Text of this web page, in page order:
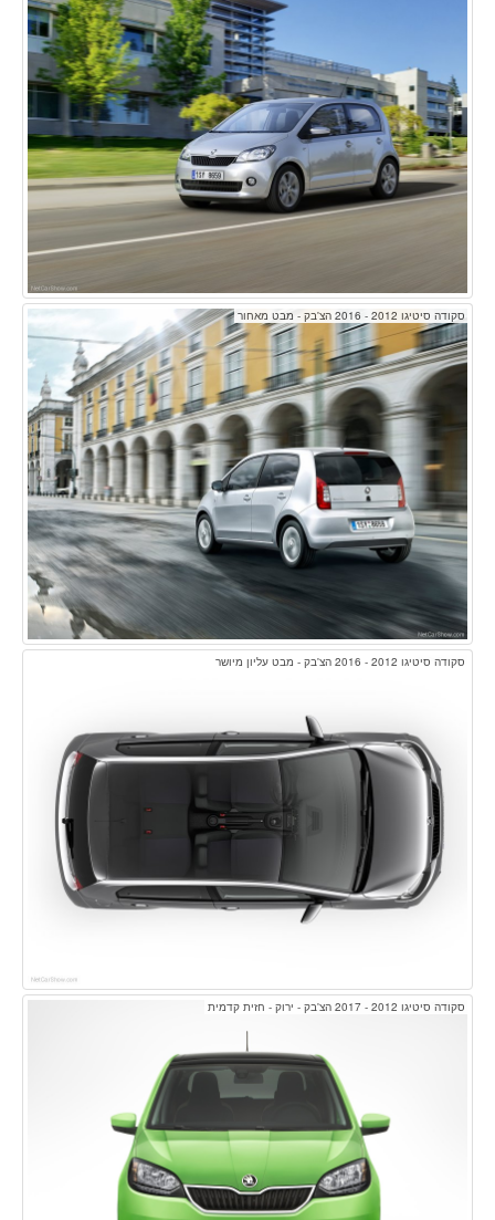
סקודה סיטיגו 2012 - 2016 הצ'בק - מבט מאחור
סקודה סיטיגו 2012 - 2016 הצ'בק - מבט עליון מיושר
סקודה סיטיגו 2012 - 2017 הצ'בק - ירוק - חזית קדמית